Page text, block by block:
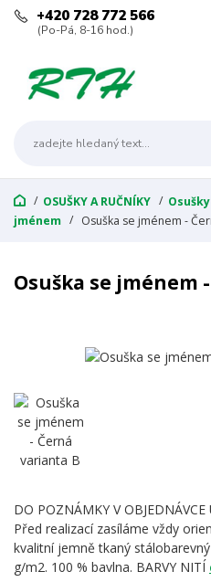
+420 728 772 566
(Po-Pá, 8-16 hod.)
OSUŠKY A RUČNÍKY
jménem
Osuška se jménem -
Osuška se jménem
DO POZNÁMKY V
Před realizací zasíláme vždy
kvalitní jemně tkaný
g/m2. 100 % bavlna. BARVY NITÍ